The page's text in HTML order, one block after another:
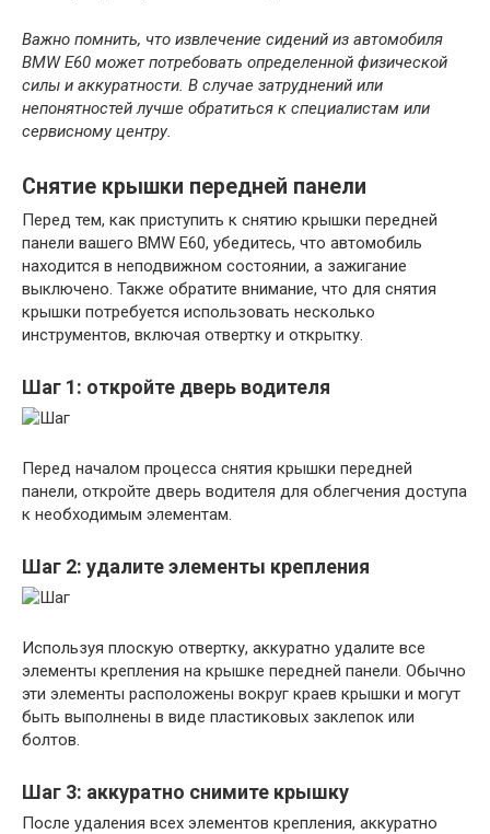
Важно помнить, что извлечение сидений из автомобиля
BMW E60 может потребовать определенной физической
силы и аккуратности. В случае затруднений или
непонятностей лучше обратиться к специалистам или
сервисному центру.
Снятие крышки передней панели
Перед тем, как приступить к снятию крышки передней
панели вашего BMW E60, убедитесь, что автомобиль
находится в неподвижном состоянии, а зажигание
выключено. Также обратите внимание, что для снятия
крышки потребуется использовать несколько
инструментов, включая отвертку и открытку.
Шаг 1: откройте дверь водителя
Перед началом процесса снятия крышки передней
панели, откройте дверь водителя для облегчения доступа
к необходимым элементам.
Шаг 2: удалите элементы крепления
Используя плоскую отвертку, аккуратно удалите все
элементы крепления на крышке передней панели. Обычно
эти элементы расположены вокруг краев крышки и могут
быть выполнены в виде пластиковых заклепок или
болтов.
Шаг 3: аккуратно снимите крышку
После удаления всех элементов крепления, аккуратно